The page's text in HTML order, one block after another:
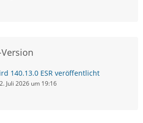
140.13.0 ESR veröffentlicht
Juli 2026 um 19:16